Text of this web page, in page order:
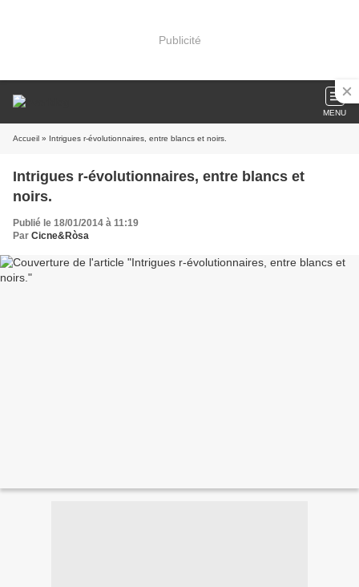
Publicité
MENU
Accueil » Intrigues r-évolutionnaires, entre blancs et noirs.
Intrigues r-évolutionnaires, entre blancs et
noirs.
Publié le 18/01/2014 à 11:19
Par Cicne&Ròsa